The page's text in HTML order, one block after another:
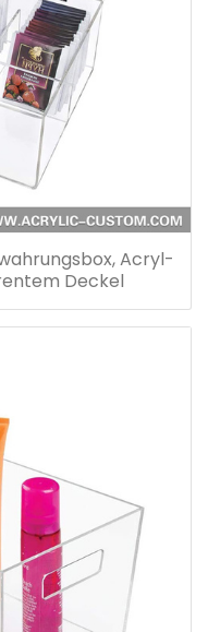
Acryl-
Deckel